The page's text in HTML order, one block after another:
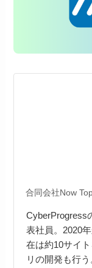
合同会社Now
CyberProgress
表社員。2020
在は約10サイ
リの開発も行